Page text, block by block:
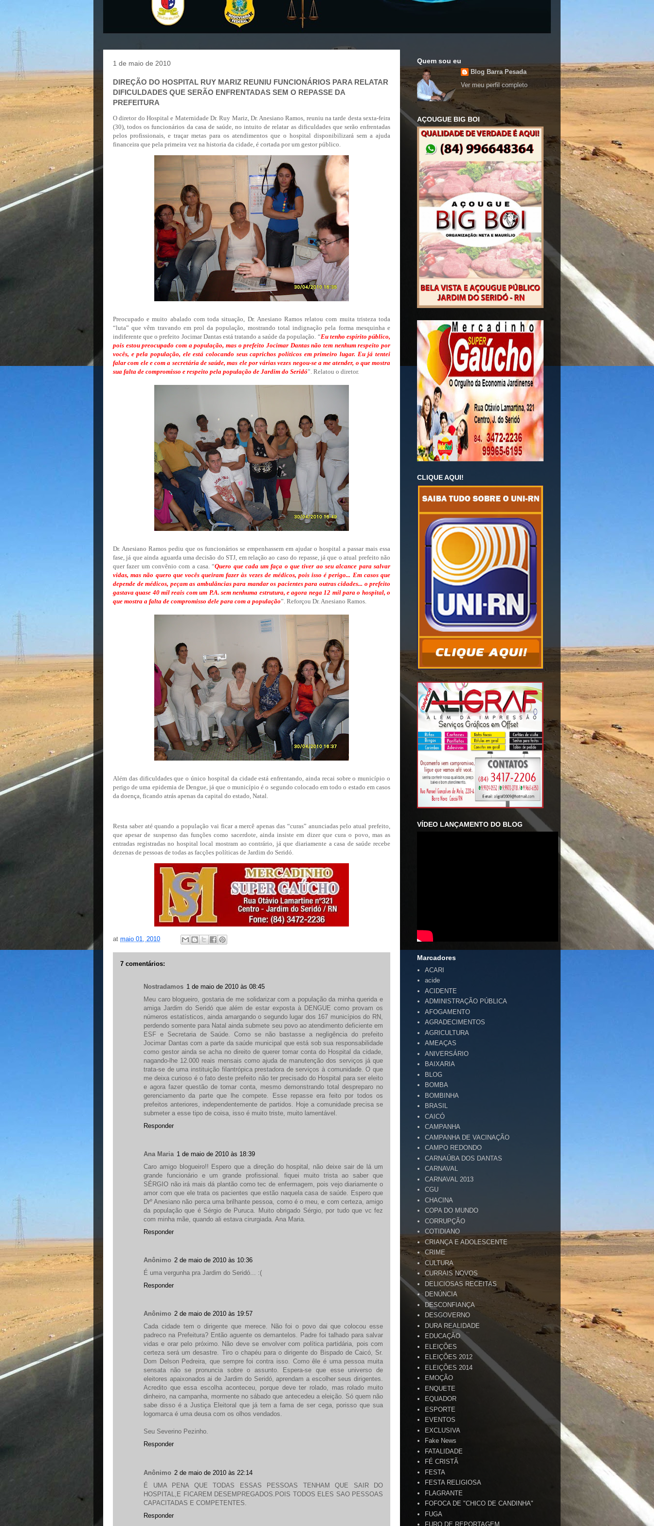
1 de maio de 2010
DIREÇÃO DO HOSPITAL RUY MARIZ REUNIU FUNCIONÁRIOS PARA RELATAR
DIFICULDADES QUE SERÃO ENFRENTADAS SEM O REPASSE DA
PREFEITURA
O diretor do Hospital e Maternidade Dr. Ruy Mariz, Dr. Anesiano Ramos, reuniu na tarde desta sexta-feira
(30), todos os funcionários da casa de saúde, no intuito de relatar as dificuldades que serão enfrentadas
pelos profissionais, e traçar metas para os atendimentos que o hospital disponibilizará sem a ajuda
financeira que pela primeira vez na historia da cidade, é cortada por um gestor público.
Preocupado e muito abalado com toda situação, Dr. Anesiano Ramos relatou com muita tristeza toda
“luta” que vêm travando em prol da população, mostrando total indignação pela forma mesquinha e
indiferente que o prefeito Jocimar Dantas está tratando a saúde da população. “Eu tenho espírito público,
pois estou preocupado com a população, mas o prefeito Jocimar Dantas não tem nenhum respeito por
vocês, e pela população, ele está colocando seus caprichos políticos em primeiro lugar. Eu já tentei
falar com ele e com a secretária de saúde, mas ele por várias vezes negou-se a me atender, o que mostra
sua falta de compromisso e respeito pela população de Jardim do Seridó”. Relatou o diretor.
Dr. Anesiano Ramos pediu que os funcionários se empenhassem em ajudar o hospital a passar mais essa
fase, já que ainda aguarda uma decisão do STJ, em relação ao caso do repasse, já que o atual prefeito não
quer fazer um convênio com a casa. “Quero que cada um faça o que tiver ao seu alcance para salvar
vidas, mas não quero que vocês queiram fazer às vezes de médicos, pois isso é perigo... Em casos que
depende de médicos, peçam as ambulâncias para mandar os pacientes para outras cidades... o prefeito
gastava quase 40 mil reais com um P.A. sem nenhuma estrutura, e agora nega 12 mil para o hospital, o
que mostra a falta de compromisso dele para com a população”. Reforçou Dr. Anesiano Ramos.
Além das dificuldades que o único hospital da cidade está enfrentando, ainda recai sobre o município o
perigo de uma epidemia de Dengue, já que o município é o segundo colocado em todo o estado em casos
da doença, ficando atrás apenas da capital do estado, Natal.
Resta saber até quando a população vai ficar a mercê apenas das “curas” anunciadas pelo atual prefeito,
que apesar de suspenso das funções como sacerdote, ainda insiste em dizer que cura o povo, mas as
entradas registradas no hospital local mostram ao contrário, já que diariamente a casa de saúde recebe
dezenas de pessoas de todas as facções políticas de Jardim do Seridó.
at maio 01, 2010
7 comentários:
Nostradamos 1 de maio de 2010 às 08:45
Meu caro blogueiro, gostaria de me solidarizar com a população da minha querida e
amiga Jardim do Seridó que além de estar exposta à DENGUE como provam os
números estatísticos, ainda amargando o segundo lugar dos 167 municípios do RN,
perdendo somente para Natal ainda submete seu povo ao atendimento deficiente em
ESF e Secretaria de Saúde. Como se não bastasse a negligência do prefeito
Jocimar Dantas com a parte da saúde municipal que está sob sua responsabilidade
como gestor ainda se acha no direito de querer tomar conta do Hospital da cidade,
nagando-lhe 12.000 reais mensais como ajuda de manutenção dos serviços já que
trata-se de uma instituição filantrópica prestadora de serviços à comunidade. O que
me deixa curioso é o fato deste prefeito não ter precisado do Hospital para ser eleito
e agora fazer questão de tomar conta, mesmo demonstrando total despreparo no
gerenciamento da parte que lhe compete. Esse repasse era feito por todos os
prefeitos anteriores, independentemente de partidos. Hoje a comunidade precisa se
submeter a esse tipo de coisa, isso é muito triste, muito lamentável.
Responder
Ana Maria 1 de maio de 2010 às 18:39
Caro amigo blogueiro!! Espero que a direção do hospital, não deixe sair de lá um
grande funcionário e um grande profissional. fiquei muito trista ao saber que
SÉRGIO não irá mais dá plantão como tec de enfermagem, pois vejo diariamente o
amor com que ele trata os pacientes que estão naquela casa de saúde. Espero que
Drº Anesiano não perca uma brilhante pessoa, como é o meu, e com certeza, amigo
da população que é Sérgio de Puruca. Muito obrigado Sérgio, por tudo que vc fez
com minha mãe, quando ali estava cirurgiada. Ana Maria.
Responder
Anônimo 2 de maio de 2010 às 10:36
É uma vergunha pra Jardim do Seridó... :(
Responder
Anônimo 2 de maio de 2010 às 19:57
Cada cidade tem o dirigente que merece. Não foi o povo dai que colocou esse
padreco na Prefeitura? Então aguente os demantelos. Padre foi talhado para salvar
vidas e orar pelo próximo. Não deve se envolver com política partidária, pois com
certeza será um desastre. Tiro o chapéu para o dirigente do Bispado de Caicó, Sr.
Dom Delson Pedreira, que sempre foi contra isso. Como êle é uma pessoa muita
sensata não se pronuncia sobre o assunto. Espera-se que esse universo de
eleitores apaixonados ai de Jardim do Seridó, aprendam a escolher seus dirigentes.
Acredito que essa escolha aconteceu, porque deve ter rolado, mas rolado muito
dinheiro, na campanha, mormente no sábado que antecedeu a eleição. Só quem não
sabe disso é a Justiça Eleitoral que já tem a fama de ser cega, porisso que sua
logomarca é uma deusa com os olhos vendados.
Seu Severino Pezinho.
Responder
Anônimo 2 de maio de 2010 às 22:14
É UMA PENA QUE TODAS ESSAS PESSOAS TENHAM QUE SAIR DO
HOSPITAL,E FICAREM DESEMPREGADOS.POIS TODOS ELES SAO PESSOAS
CAPACITADAS E COMPETENTES.
Responder
Quem sou eu
Blog Barra Pesada
Ver meu perfil completo
AÇOUGUE BIG BOI
CLIQUE AQUI!
VÍDEO LANÇAMENTO DO BLOG
Marcadores
ACARI
acide
ACIDENTE
ADMINISTRAÇÃO PÚBLICA
AFOGAMENTO
AGRADECIMENTOS
AGRICULTURA
AMEAÇAS
ANIVERSÁRIO
BAIXARIA
BLOG
BOMBA
BOMBINHA
BRASIL
CAICÓ
CAMPANHA
CAMPANHA DE VACINAÇÃO
CAMPO REDONDO
CARNAÚBA DOS DANTAS
CARNAVAL
CARNAVAL 2013
CGU
CHACINA
COPA DO MUNDO
CORRUPÇÃO
COTIDIANO
CRIANÇA E ADOLESCENTE
CRIME
CULTURA
CURRAIS NOVOS
DELICIOSAS RECEITAS
DENÚNCIA
DESCONFIANÇA
DESGOVERNO
DURA REALIDADE
EDUCAÇÃO
ELEIÇÕES
ELEIÇÕES 2012
ELEIÇÕES 2014
EMOÇÃO
ENQUETE
EQUADOR
ESPORTE
EVENTOS
EXCLUSIVA
Fake News
FATALIDADE
FÉ CRISTÃ
FESTA
FESTA RELIGIOSA
FLAGRANTE
FOFOCA DE "CHICO DE CANDINHA"
FUGA
FURO DE REPORTAGEM